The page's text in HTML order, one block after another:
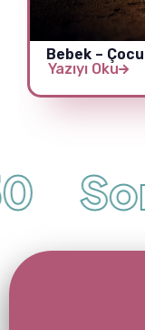
Bebek –
Yazıyı Oku